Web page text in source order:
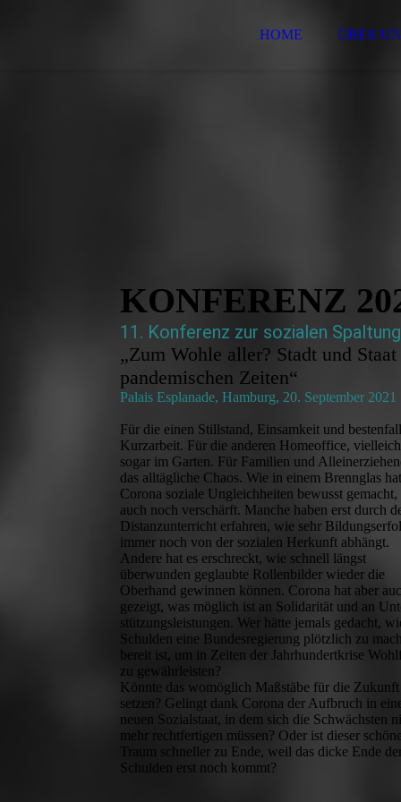
HOME ÜBER
KONFERENZ
11. Konferenz zur sozialen Spaltung
„Zum Wohle aller? Stadt und
pandemischen Zeiten“
Palais Esplanade, Hamburg, 20. September 2021
Für die einen Stillstand, Einsamkeit und
Kurzarbeit. Für die anderen Homeoffice,
sogar im Garten. Für Familien und
das alltägliche Chaos. Wie in einem Brennglas
Corona soziale Ungleichheiten bewusst gemacht,
auch noch verschärft. Manche haben erst durch
Distanzunterricht erfahren, wie sehr
immer noch von der sozialen Herkunft abhängt.
Andere hat es erschreckt, wie schnell längst
überwunden geglaubte Rollenbilder wieder die
Oberhand gewinnen können. Corona hat aber
gezeigt, was möglich ist an Solidarität und an
stützungs­leistungen. Wer hätte jemals gedacht,
Schulden eine Bundesregierung plötzlich zu
bereit ist, um in Zeiten der Jahrhundertkrise
zu gewährleisten?
Könnte das womöglich Maßstäbe für die Zukunft
setzen? Gelingt dank Corona der Aufbruch in
neuen Sozialstaat, in dem sich die Schwächsten
mehr rechtfertigen müssen? Oder ist dieser
Traum schneller zu Ende, weil das dicke Ende
Schulden erst noch kommt?